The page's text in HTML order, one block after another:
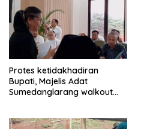
Protes ketidakhadiran
Bupati, Majelis Adat
Sumedanglarang walkout